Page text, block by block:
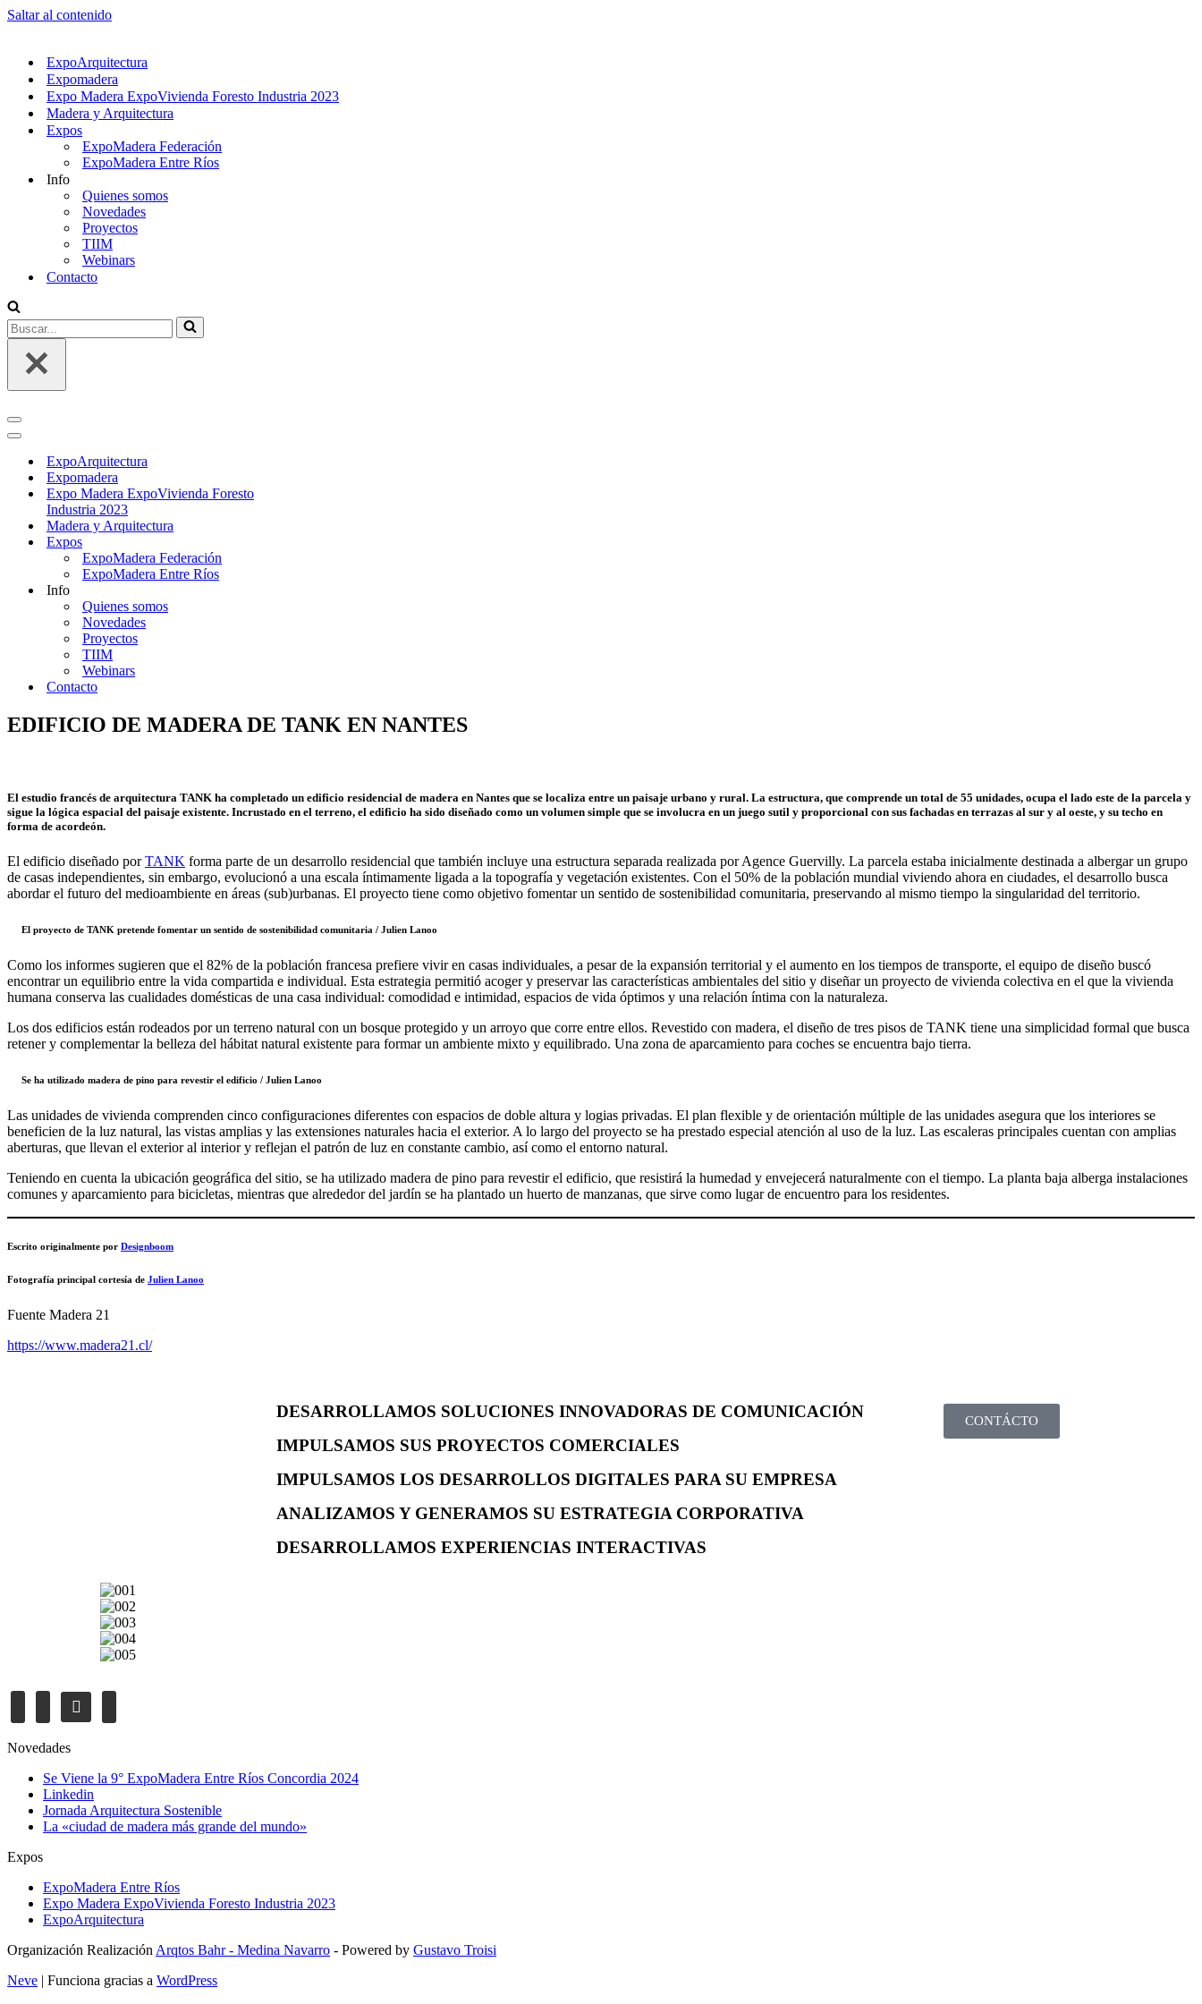
Saltar al contenido
ExpoArquitectura
Expomadera
Expo Madera ExpoVivienda Foresto Industria 2023
Madera y Arquitectura
Expos
ExpoMadera Federación
ExpoMadera Entre Ríos
Info
Quienes somos
Novedades
Proyectos
TIIM
Webinars
Contacto
ExpoArquitectura
Expomadera
Expo Madera ExpoVivienda Foresto
Industria 2023
Madera y Arquitectura
Expos
ExpoMadera Federación
ExpoMadera Entre Ríos
Info
Quienes somos
Novedades
Proyectos
TIIM
Webinars
Contacto
EDIFICIO DE MADERA DE TANK EN NANTES
El estudio francés de arquitectura TANK ha completado un edificio residencial de madera en Nantes que se localiza entre un paisaje urbano y rural. La estructura, que comprende un total de 55 unidades, ocupa el lado este de la parcela y
sigue la lógica espacial del paisaje existente. Incrustado en el terreno, el edificio ha sido diseñado como un volumen simple que se involucra en un juego sutil y proporcional con sus fachadas en terrazas al sur y al oeste, y su techo en
forma de acordeón.
El edificio diseñado porTANK forma parte de un desarrollo residencial que también incluye una estructura separada realizada por Agence Guervilly. La parcela estaba inicialmente destinada a albergar un grupo
de casas independientes, sin embargo, evolucionó a una escala íntimamente ligada a la topografía y vegetación existentes. Con el 50% de la población mundial viviendo ahora en ciudades, el desarrollo busca
abordar el futuro del medioambiente en áreas (sub)urbanas. El proyecto tiene como objetivo fomentar un sentido de sostenibilidad comunitaria, preservando al mismo tiempo la singularidad del territorio.
El proyecto de TANK pretende fomentar un sentido de sostenibilidad comunitaria / Julien Lanoo
Como los informes sugieren que el 82% de la población francesa prefiere vivir en casas individuales, a pesar de la expansión territorial y el aumento en los tiempos de transporte, el equipo de diseño buscó
encontrar un equilibrio entre la vida compartida e individual. Esta estrategia permitió acoger y preservar las características ambientales del sitio y diseñar un proyecto de vivienda colectiva en el que la vivienda
humana conserva las cualidades domésticas de una casa individual: comodidad e intimidad, espacios de vida óptimos y una relación íntima con la naturaleza.
Los dos edificios están rodeados por un terreno natural con un bosque protegido y un arroyo que corre entre ellos. Revestido con madera, el diseño de tres pisos de TANK tiene una simplicidad formal que busca
retener y complementar la belleza del hábitat natural existente para formar un ambiente mixto y equilibrado. Una zona de aparcamiento para coches se encuentra bajo tierra.
Se ha utilizado madera de pino para revestir el edificio / Julien Lanoo
Las unidades de vivienda comprenden cinco configuraciones diferentes con espacios de doble altura y logias privadas. El plan flexible y de orientación múltiple de las unidades asegura que los interiores se
beneficien de la luz natural, las vistas amplias y las extensiones naturales hacia el exterior. A lo largo del proyecto se ha prestado especial atención al uso de la luz. Las escaleras principales cuentan con amplias
aberturas, que llevan el exterior al interior y reflejan el patrón de luz en constante cambio, así como el entorno natural.
Teniendo en cuenta la ubicación geográfica del sitio, se ha utilizado madera de pino para revestir el edificio, que resistirá la humedad y envejecerá naturalmente con el tiempo. La planta baja alberga instalaciones
comunes y aparcamiento para bicicletas, mientras que alrededor del jardín se ha plantado un huerto de manzanas, que sirve como lugar de encuentro para los residentes.
Escrito originalmente por Designboom
Fotografía principal cortesía de Julien Lanoo
Fuente Madera 21
https://www.madera21.cl/
DESARROLLAMOS SOLUCIONES INNOVADORAS DE COMUNICACIÓN
IMPULSAMOS SUS PROYECTOS COMERCIALES
IMPULSAMOS LOS DESARROLLOS DIGITALES PARA SU EMPRESA
ANALIZAMOS Y GENERAMOS SU ESTRATEGIA CORPORATIVA
DESARROLLAMOS EXPERIENCIAS INTERACTIVAS
CONTÁCTO
Novedades
Se Viene la 9° ExpoMadera Entre Ríos Concordia 2024
Linkedin
Jornada Arquitectura Sostenible
La «ciudad de madera más grande del mundo»
Expos
ExpoMadera Entre Ríos
Expo Madera ExpoVivienda Foresto Industria 2023
ExpoArquitectura
Organización Realización Arqtos Bahr - Medina Navarro - Powered by Gustavo Troisi
Neve | Funciona gracias a WordPress